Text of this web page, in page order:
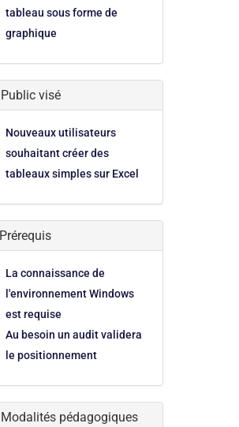
tableau sous forme de
graphique
Public visé
Nouveaux utilisateurs
souhaitant créer des
tableaux simples sur Excel
Prérequis
La connaissance de
l'environnement Windows
est requise
Au besoin un audit validera
le positionnement
Modalités pédagogiques